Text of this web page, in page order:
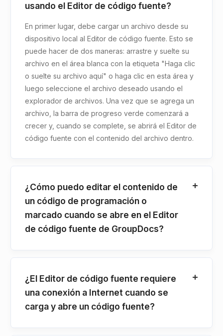
usando el Editor de código fuente?
En primer lugar, debe cargar un archivo desde su
dispositivo local al Editor de código fuente. Esto se
puede hacer de dos maneras: arrastre y suelte su
archivo en el área blanca con la etiqueta "Haga clic
o suelte su archivo aquí" o haga clic en esta área y
luego seleccione el archivo deseado usando el
explorador de archivos. Una vez que se agrega un
archivo, la barra de progreso verde comenzará a
crecer y, cuando se complete, se abrirá el Editor de
código fuente con el contenido del archivo dentro.
¿Cómo puedo editar el contenido de
un código de programación o
marcado cuando se abre en el Editor
de código fuente de GroupDocs?
¿El Editor de código fuente requiere
una conexión a Internet cuando se
carga y abre un código fuente?